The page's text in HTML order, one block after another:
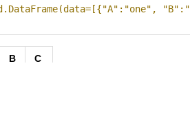
. DataFrame(data=[{"A" : "one" , "B" :
B C